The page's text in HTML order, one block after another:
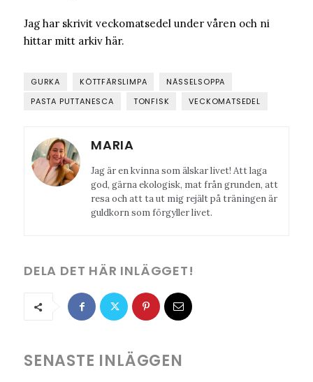
Jag har skrivit veckomatsedel under våren och ni
hittar mitt arkiv här.
GURKA KÖTTFÄRSLIMPA
NÄSSELSOPPA
PASTA PUTTANESCA
TONFISK VECKOMATSEDEL
MARIA
Jag är en kvinna som älskar livet! Att laga
god, gärna ekologisk, mat från grunden, att
resa och att ta ut mig rejält på träningen är
guldkorn som förgyller livet.
DELA DET HÄR INLÄGGET!
SENASTE INLÄGGEN